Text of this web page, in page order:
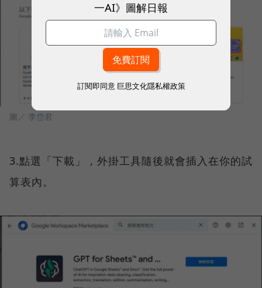
圖／ 李岱君
3.點選「下載」，外掛工具隨後就會插入在你的試
算表內。
一AI》圖解日報
訂閱即同意 巨思文化隱私權政策